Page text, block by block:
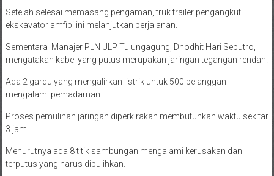
Setelah selesai memasang pengaman, truk trailer pengangkut
ekskavator amfibi ini melanjutkan perjalanan.
Sementara Manajer PLN ULP Tulungagung, Dhodhit Hari Seputro,
mengatakan kabel yang putus merupakan jaringan tegangan rendah.
Ada 2 gardu yang mengalirkan listrik untuk 500 pelanggan
mengalami pemadaman.
Proses pemulihan jaringan diperkirakan membutuhkan waktu sekitar
3 jam.
Menurutnya ada 8 titik sambungan mengalami kerusakan dan
terputus yang harus dipulihkan.